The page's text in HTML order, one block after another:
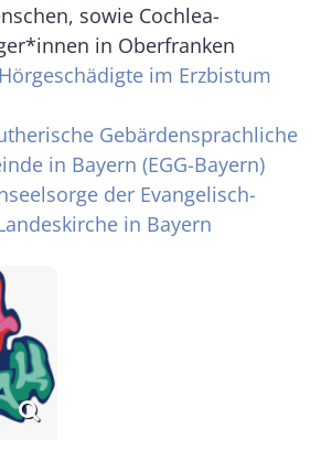
sowie Cochlea-
in Oberfranken
im Erzbistum
Gebärdensprachliche
in Bayern (EGG-Bayern)
der Evangelisch-
in Bayern